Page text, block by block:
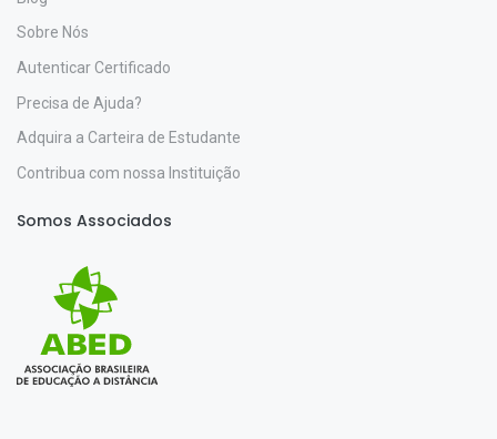
Sobre Nós
Autenticar Certificado
Precisa de Ajuda?
Adquira a Carteira de Estudante
Contribua com nossa Instituição
Somos Associados